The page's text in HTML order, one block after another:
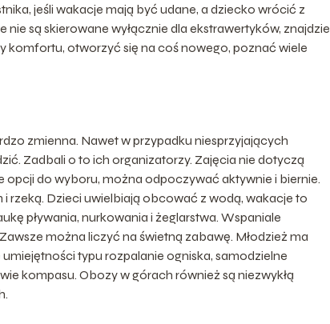
jeśli wakacje mają być udane, a dziecko wrócić z
są skierowane wyłącznie dla ekstrawertyków, znajdzie
komfortu, otworzyć się na coś nowego, poznać wiele
zmienna. Nawet w przypadku niesprzyjających
Zadbali o to ich organizatorzy. Zajęcia nie dotyczą
opcji do wyboru, można odpoczywać aktywnie i biernie.
rzeką. Dzieci uwielbiają obcować z wodą, wakacje to
pływania, nurkowania i żeglarstwa. Wspaniale
można liczyć na świetną zabawę. Młodzież ma
typu rozpalanie ogniska, samodzielne
kompasu. Obozy w górach również są niezwykłą